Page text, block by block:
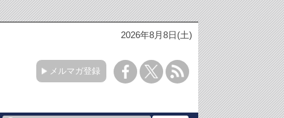
2026年8月8日(土)
メルマガ登録